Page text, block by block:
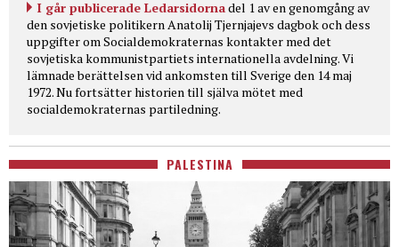
I går publicerade Ledarsidornadel 1 av en genomgång av
den sovjetiske politikern Anatolij Tjernjajevs dagbok och dess
uppgifter om Socialdemokraternas kontakter med det
sovjetiska kommunistpartiets internationella avdelning. Vi
lämnade berättelsen vid ankomsten till Sverige den 14 maj
1972. Nu fortsätter historien till själva mötet med
socialdemokraternas partiledning.
PALESTINA